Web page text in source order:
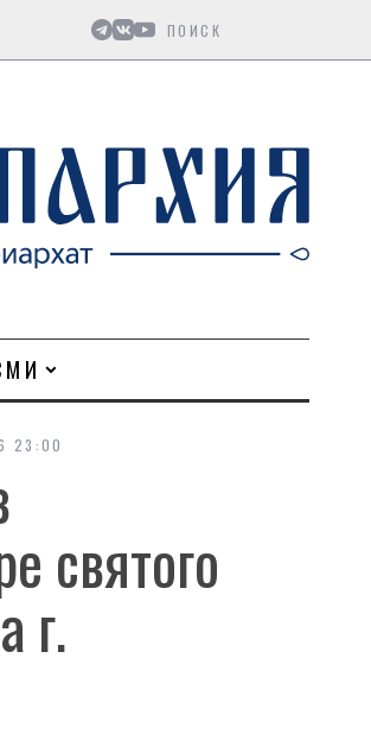
23:00
святого
г.